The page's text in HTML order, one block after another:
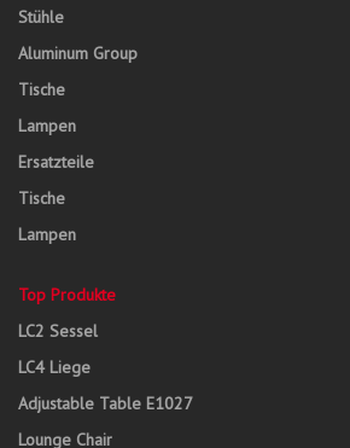
Stühle
Aluminum Group
Tische
Lampen
Ersatzteile
Tische
Lampen
Top Produkte
LC2 Sessel
LC4 Liege
Adjustable Table E1027
Lounge Chair